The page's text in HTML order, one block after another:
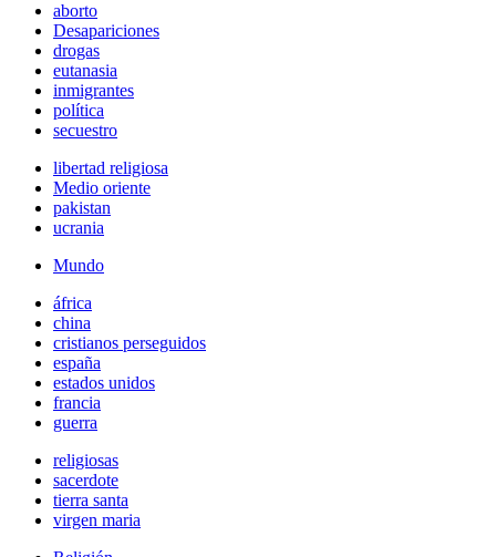
aborto
Desapariciones
drogas
eutanasia
inmigrantes
política
secuestro
libertad religiosa
Medio oriente
pakistan
ucrania
Mundo
áfrica
china
cristianos perseguidos
españa
estados unidos
francia
guerra
religiosas
sacerdote
tierra santa
virgen maria